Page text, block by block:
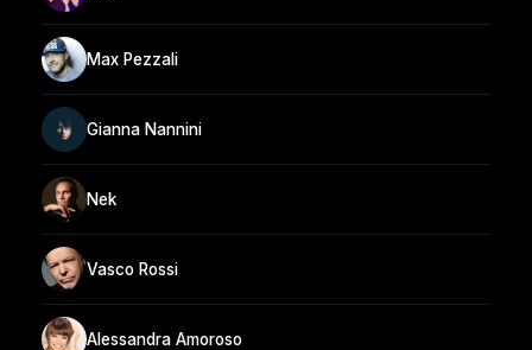
Max Pezzali
Gianna Nannini
Nek
Vasco Rossi
Alessandra Amoroso